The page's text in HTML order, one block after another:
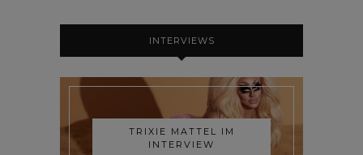
INTERVIEWS
TRIXIE MATTEL IM
INTERVIEW